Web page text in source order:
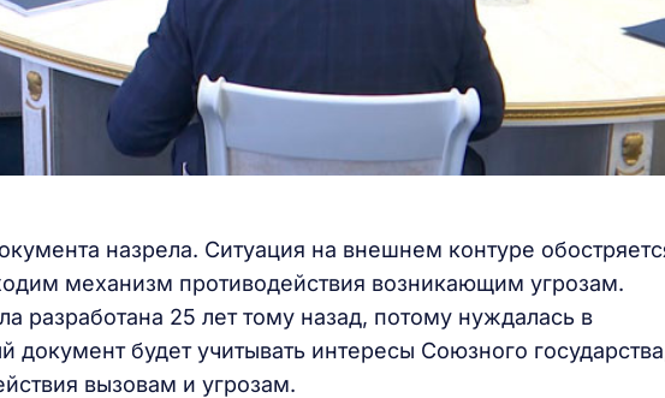
назрела. Ситуация на внешнем контуре
механизм противодействия возникающим угрозам.
разработана 25 лет тому назад, потому нуждалась в
документ будет учитывать интересы Союзного
вызовам и угрозам.